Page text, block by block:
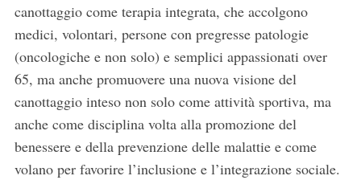
canottaggio come terapia integrata, che accolgono
medici, volontari, persone con pregresse patologie
(oncologiche e non solo) e semplici appassionati over
65, ma anche promuovere una nuova visione del
canottaggio inteso non solo come attività sportiva, ma
anche come disciplina volta alla promozione del
benessere e della prevenzione delle malattie e come
volano per favorire l’inclusione e l’integrazione sociale.